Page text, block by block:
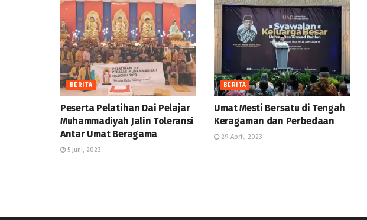
BERITA
Peserta Pelatihan Dai Pelajar
Muhammadiyah Jalin Toleransi
Antar Umat Beragama
5 Juni, 2023
BERITA
Umat Mesti Bersatu di Tengah
Keragaman dan Perbedaan
29 April, 2023